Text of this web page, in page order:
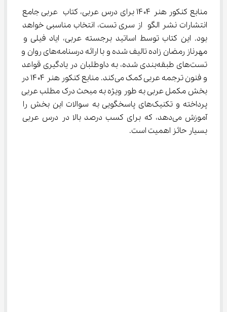
منابع کنکور هنر ۱۴۰۴ برای درس عربی، کتاب عربی جامع
انتشارات نشر الگو از سری تست، انتخاب مناسبی خواهد
بود. این کتاب توسط اساتید برجسته عربی، ایاد فیلی و
مهرناز رمضان زاده تالیف شده و با ارائه درسنامه‌های روان و
تست‌های طبقه‌بندی شده، به داوطلبان در یادگیری قواعد
و فنون ترجمه عربی کمک می‌کند. منابع کنکور هنر ۱۴۰۴ در
بخش مکمل عربی به طور ویژه به مبحث درک مطلب عربی
پرداخته و تکنیک‌های پاسخگویی به سوالات این بخش را
آموزش می‌دهد، که برای کسب درصد بالا در درس عربی
بسیار حائز اهمیت است.